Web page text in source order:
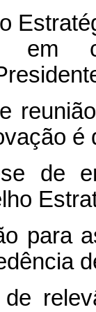
em
é
de
para